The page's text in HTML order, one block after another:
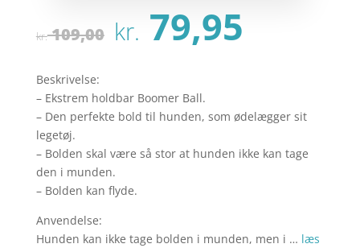
kr.109,00 Den
oprindelige
var:
kr. 109,00.
kr. 79,95
kr.
Beskrivelse:
– Ekstrem holdbar Boomer Ball.
– Den perfekte bold til hunden, som ødelægger sit
legetøj.
– Bolden skal være så stor at hunden ikke kan tage
den i munden.
– Bolden kan flyde.
Anvendelse:
Hunden kan ikke tage bolden i munden, men i … læs